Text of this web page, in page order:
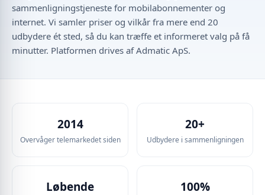
sammenligningstjeneste for mobilabonnementer og
internet. Vi samler priser og vilkår fra mere end 20
udbydere ét sted, så du kan træffe et informeret valg på få
minutter. Platformen drives af Admatic ApS.
2014
Overvåger telemarkedet siden
20+
Udbydere i sammenligningen
Løbende 100%